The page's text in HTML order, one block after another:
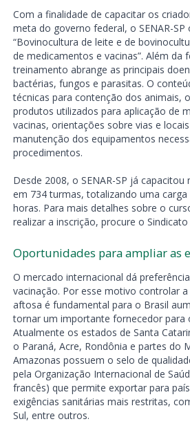
Com a finalidade de capacitar os
meta do governo federal, o SENAR-
“Bovinocultura de leite e de
de medicamentos e vacinas”. Além da
treinamento abrange as principais
bactérias, fungos e parasitas. O
técnicas para contenção dos animais,
produtos utilizados para aplicação de
vacinas, orientações sobre vias e
manutenção dos equipamentos
procedimentos.
Desde 2008, o SENAR-SP já
em 734 turmas, totalizando uma carga
horas. Para mais detalhes sobre o
realizar a inscrição, procure o
Oportunidades para ampliar as
O mercado internacional dá
vacinação. Por esse motivo controlar
aftosa é fundamental para o Brasil
tornar um importante fornecedor para
Atualmente os estados de Santa
o Paraná, Acre, Rondônia e partes do
Amazonas possuem o selo de
pela Organização Internacional de
francês) que permite exportar para
exigências sanitárias mais restritas,
Sul, entre outros.